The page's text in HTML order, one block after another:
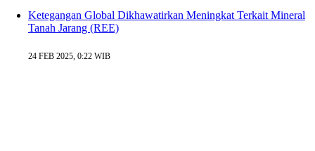
Ketegangan Global Dikhawatirkan Meningkat Terkait Mineral
Tanah Jarang (REE)
24 FEB 2025, 0:22 WIB